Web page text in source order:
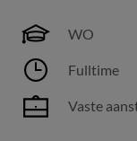
WO
Fulltime
Vaste